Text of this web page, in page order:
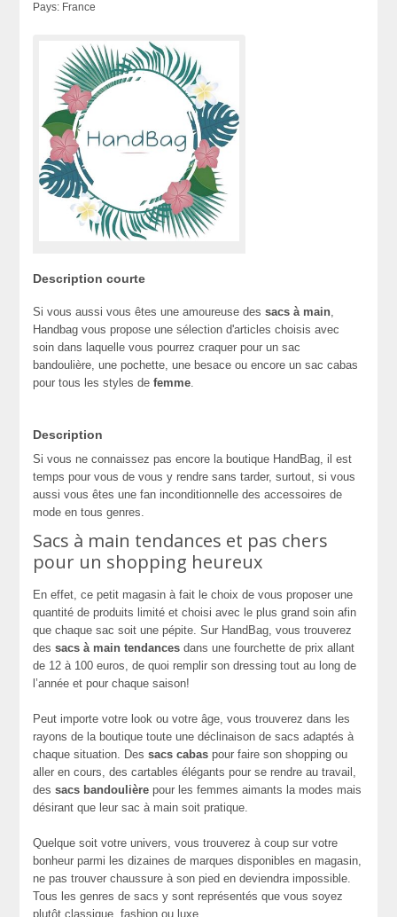
Pays: France
Description courte
Si vous aussi vous êtes une amoureuse dessacs à main,
Handbag vous propose une sélection d'articles choisis avec
soin dans laquelle vous pourrez craquer pour un sac
bandoulière, une pochette, une besace ou encore un sac cabas
pour tous les styles defemme.
Description
Si vous ne connaissez pas encore la boutique HandBag, il est
temps pour vous de vous y rendre sans tarder, surtout, si vous
aussi vous êtes une fan inconditionnelle des accessoires de
mode en tous genres.
Sacs à main tendances et pas chers
pour un shopping heureux
En effet, ce petit magasin à fait le choix de vous proposer une
quantité de produits limité et choisi avec le plus grand soin afin
que chaque sac soit une pépite. Sur HandBag, vous trouverez
dessacs à main tendances dans une fourchette de prix allant
de 12 à 100 euros, de quoi remplir son dressing tout au long de
l’année et pour chaque saison!
Peut importe votre look ou votre âge, vous trouverez dans les
rayons de la boutique toute une déclinaison de sacs adaptés à
chaque situation. Dessacs cabas pour faire son shopping ou
aller en cours, des cartables élégants pour se rendre au travail,
des sacs bandoulière pour les femmes aimants la modes mais
désirant que leur sac à main soit pratique.
Quelque soit votre univers, vous trouverez à coup sur votre
bonheur parmi les dizaines de marques disponibles en magasin,
ne pas trouver chaussure à son pied en deviendra impossible.
Tous les genres de sacs y sont représentés que vous soyez
plutôt classique, fashion ou luxe.